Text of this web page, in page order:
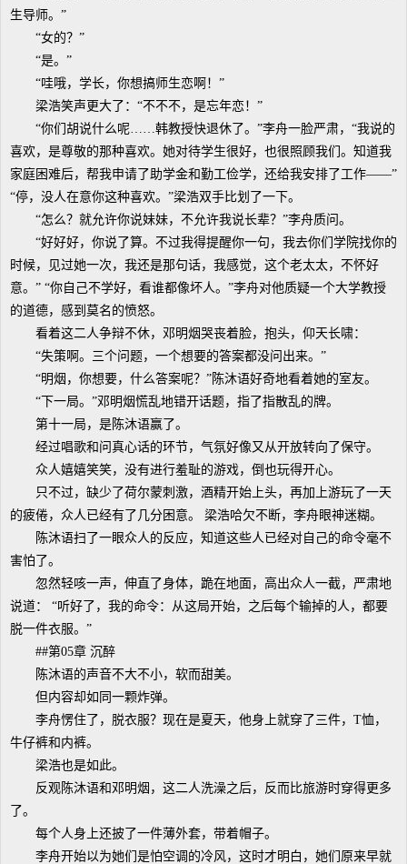
生导师。”
“女的？”
“是。”
“哇哦，学长，你想搞师生恋啊！”
梁浩笑声更大了：“不不不，是忘年恋！”
“你们胡说什么呢……韩教授快退休了。”李舟一脸严肃，“我说的
喜欢，是尊敬的那种喜欢。她对待学生很好，也很照顾我们。知道我
家庭困难后，帮我申请了助学金和勤工俭学，还给我安排了工作——”
“停，没人在意你这种喜欢。”梁浩双手比划了一下。
“怎么？就允许你说妹妹，不允许我说长辈？”李舟质问。
“好好好，你说了算。不过我得提醒你一句，我去你们学院找你的
时候，见过她一次，我还是那句话，我感觉，这个老太太，不怀好
意。” “你自己不学好，看谁都像坏人。”李舟对他质疑一个大学教授
的道德，感到莫名的愤怒。
看着这二人争辩不休，邓明烟哭丧着脸，抱头，仰天长啸：
“失策啊。三个问题，一个想要的答案都没问出来。”
“明烟，你想要，什么答案呢？”陈沐语好奇地看着她的室友。
“下一局。”邓明烟慌乱地错开话题，指了指散乱的牌。
第十一局，是陈沐语赢了。
经过唱歌和问真心话的环节，气氛好像又从开放转向了保守。
众人嬉嬉笑笑，没有进行羞耻的游戏，倒也玩得开心。
只不过，缺少了荷尔蒙刺激，酒精开始上头，再加上游玩了一天
的疲倦，众人已经有了几分困意。 梁浩哈欠不断，李舟眼神迷糊。
陈沐语扫了一眼众人的反应，知道这些人已经对自己的命令毫不
害怕了。
忽然轻咳一声，伸直了身体，跪在地面，高出众人一截，严肃地
说道： “听好了，我的命令：从这局开始，之后每个输掉的人，都要
脱一件衣服。”
##第05章 沉醉
陈沐语的声音不大不小，软而甜美。
但内容却如同一颗炸弹。
李舟愣住了，脱衣服？现在是夏天，他身上就穿了三件，T恤，
牛仔裤和内裤。
梁浩也是如此。
反观陈沐语和邓明烟，这二人洗澡之后，反而比旅游时穿得更多
了。
每个人身上还披了一件薄外套，带着帽子。
李舟开始以为她们是怕空调的冷风，这时才明白，她们原来早就